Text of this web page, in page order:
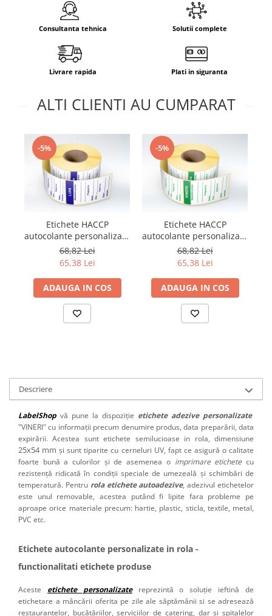
Consultanta tehnica Solutii complete
Livrare rapida Plati in siguranta
ALTI CLIENTI AU CUMPARAT
-5%
Etichete HACCP
autocolante personalizate
Zilele Saptamanii - LUNI,
1000 buc/rola, set/3 role
68,82 Lei
65,38 Lei
ADAUGA IN COS
-5%
Etichete HACCP
autocolante personalizate
Zilele Saptamanii -
VINERI, 1000 buc/rola,
68,82 Lei
65,38 Lei
ADAUGA IN COS
Descriere
LabelShop vă pune la dispoziție etichete adezive personalizate
"VINERI" cu informații precum denumire produs, data preparării, data
expirării. Acestea sunt etichete semilucioase in rola, dimensiune
25x54 mm și sunt tiparite cu cerneluri UV, fapt ce asigură o calitate
foarte bună a culorilor și de asemenea o imprimare etichete cu
rezistență ridicată în condiții speciale de umezeală și schimbări de
temperatură. Pentru rola etichete autoadezive, adezivul etichetelor
este unul removable, acestea putând fi lipite fara probleme pe
aproape orice materiale precum: hartie, plastic, sticla, textile, metal,
PVC etc.
Etichete autocolante personalizate in rola -
functionalitati etichete produse
Aceste etichete personalizatereprezintă o soluție ieftină de
etichetare a mâncării oferita pe zile ale săptămânii si se adresează
restaurantelor, bucătăriilor, serviciilor de catering, dar si spitalelor